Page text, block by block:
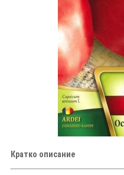
Кратко описание